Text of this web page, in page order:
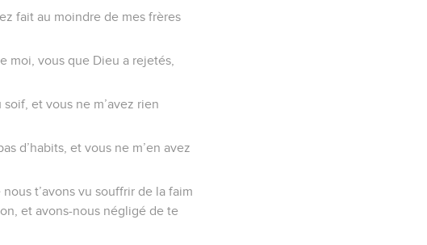
fait au moindre de mes frères
moi, vous que Dieu a rejetés,
et vous ne m’avez rien
d’habits, et vous ne m’en avez
t’avons vu souffrir de la faim
et avons-nous négligé de te